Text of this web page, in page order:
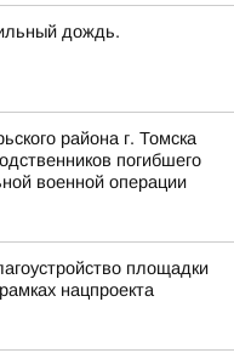
дождь.
района г. Томска
погибшего
военной операции
площадки
нацпроекта